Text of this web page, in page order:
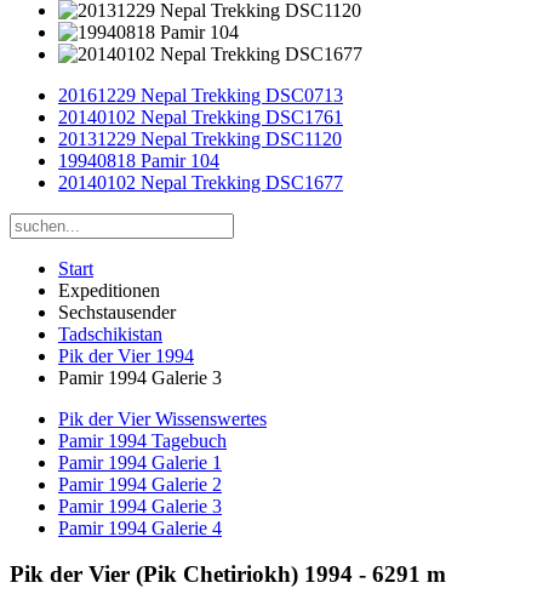
20161229 Nepal Trekking DSC0713
20140102 Nepal Trekking DSC1761
20131229 Nepal Trekking DSC1120
19940818 Pamir 104
20140102 Nepal Trekking DSC1677
Start
Expeditionen
Sechstausender
Tadschikistan
Pik der Vier 1994
Pamir 1994 Galerie 3
Pik der Vier Wissenswertes
Pamir 1994 Tagebuch
Pamir 1994 Galerie 1
Pamir 1994 Galerie 2
Pamir 1994 Galerie 3
Pamir 1994 Galerie 4
Pik der Vier (Pik Chetiriokh) 1994 - 6291 m